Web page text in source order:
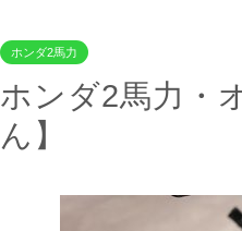
ホンダ2馬力
ホンダ2馬力・
ん】